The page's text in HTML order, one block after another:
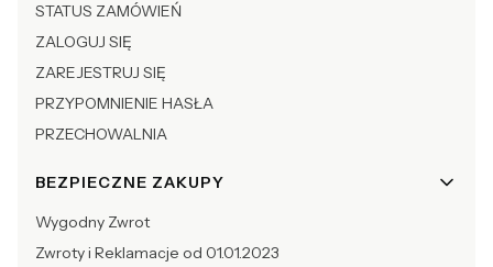
STATUS ZAMÓWIEŃ
ZALOGUJ SIĘ
ZAREJESTRUJ SIĘ
PRZYPOMNIENIE HASŁA
PRZECHOWALNIA
BEZPIECZNE ZAKUPY
Wygodny Zwrot
Zwroty i Reklamacje od 01.01.2023